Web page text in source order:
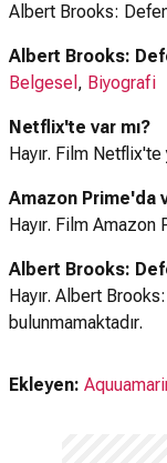
Albert Brooks:
Albert Brooks:
Belgesel , Biyografi
Netflix'te var mı?
Hayır. Film Netflix'te
Amazon Prime'da
Hayır. Film Amazon
Albert Brooks:
Hayır. Albert
bulunmamaktadır.
Ekleyen: